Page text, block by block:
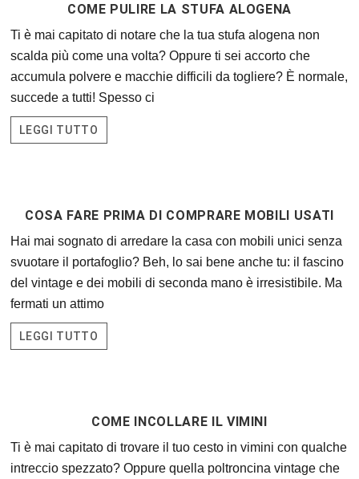
COME PULIRE LA STUFA ALOGENA
Ti è mai capitato di notare che la tua stufa alogena non
scalda più come una volta? Oppure ti sei accorto che
accumula polvere e macchie difficili da togliere? È normale,
succede a tutti! Spesso ci
LEGGI TUTTO
COSA FARE PRIMA DI COMPRARE MOBILI USATI
Hai mai sognato di arredare la casa con mobili unici senza
svuotare il portafoglio? Beh, lo sai bene anche tu: il fascino
del vintage e dei mobili di seconda mano è irresistibile. Ma
fermati un attimo
LEGGI TUTTO
COME INCOLLARE IL VIMINI
Ti è mai capitato di trovare il tuo cesto in vimini con qualche
intreccio spezzato? Oppure quella poltroncina vintage che